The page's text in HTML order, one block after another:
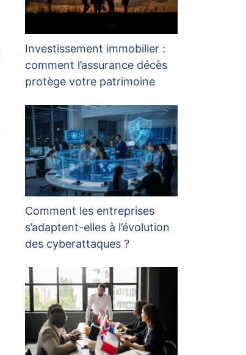
Investissement immobilier :
comment l’assurance décès
protège votre patrimoine
Comment les entreprises
s’adaptent-elles à l’évolution
des cyberattaques ?